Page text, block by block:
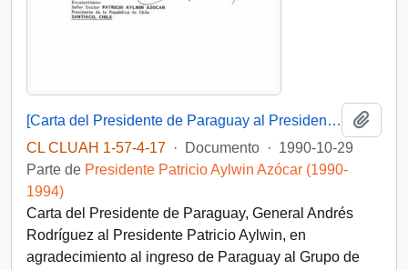
[Carta del Presidente de Paraguay al Presidente Patricio Aylwin]
CL CLUAH 1-57-4-17 · Documento · 1990-10-29
Parte de Presidente Patricio Aylwin Azócar (1990-
1994)
Carta del Presidente de Paraguay, General Andrés
Rodríguez al Presidente Patricio Aylwin, en
agradecimiento al ingreso de Paraguay al Grupo de